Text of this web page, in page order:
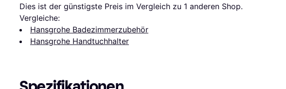
Dies ist der günstigste Preis im Vergleich zu 1 anderen Shop.
Vergleiche:
Hansgrohe Badezimmerzubehör
Hansgrohe Handtuchhalter